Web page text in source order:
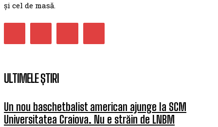
și cel de masă.
ULTIMELE ȘTIRI
Un nou baschetbalist american ajunge la SCM
Universitatea Craiova. Nu e străin de LNBM